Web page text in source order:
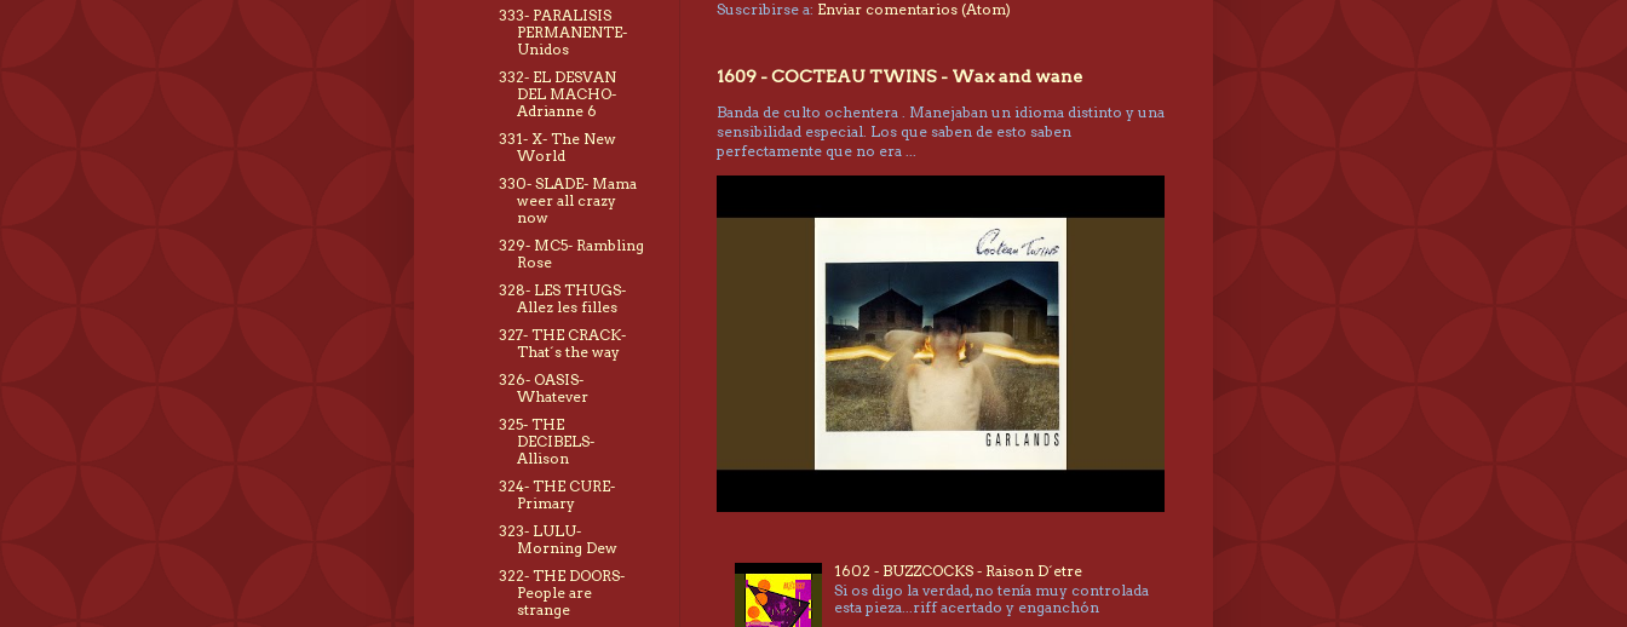
Suscribirse a: Enviar comentarios (Atom)
1609 - COCTEAU TWINS - Wax and wane
Banda de culto ochentera . Manejaban un idioma distinto y una
sensibilidad especial. Los que saben de esto saben
perfectamente que no era ...
1602 - BUZZCOCKS - Raison D´etre
Si os digo la verdad, no tenía muy controlada
esta pieza...riff acertado y enganchón
333- PARALISIS
PERMANENTE-
Unidos
332- EL DESVAN
DEL MACHO-
Adrianne 6
331- X- The New
World
330- SLADE- Mama
weer all crazy
now
329- MC5- Rambling
Rose
328- LES THUGS-
Allez les filles
327- THE CRACK-
That´s the way
326- OASIS-
Whatever
325- THE
DECIBELS-
Allison
324- THE CURE-
Primary
323- LULU-
Morning Dew
322- THE DOORS-
People are
strange